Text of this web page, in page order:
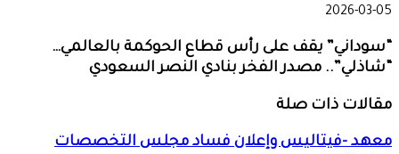
2026-03-05
“سوداني” يقف على رأس قطاع الحوكمة بالعالمي…
“شاذلي”.. مصدر الفخر بنادي النصر السعودي
مقالات ذات صلة
معهد -فيتاليس وإعلان فساد مجلس التخصصات